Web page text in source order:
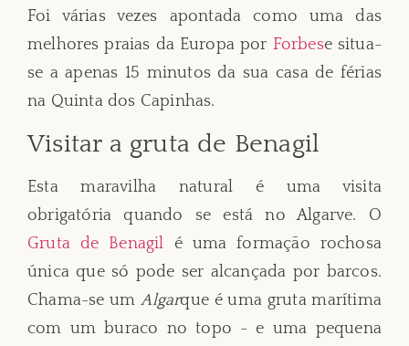
Foi várias vezes apontada como uma das
melhores praias da Europa por Forbese situa-
se a apenas 15 minutos da sua casa de férias
na Quinta dos Capinhas.
Visitar a gruta de Benagil
Esta maravilha natural é uma visita
obrigatória quando se está no Algarve. O
Gruta de Benagil é uma formação rochosa
única que só pode ser alcançada por barcos.
Chama-se umAlgarque é uma gruta marítima
com um buraco no topo - e uma pequena